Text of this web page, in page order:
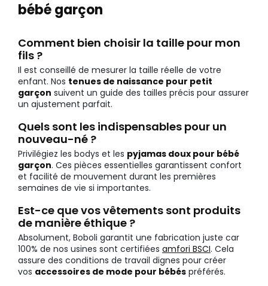
bébé garçon
Comment bien choisir la taille pour mon
fils ?
Il est conseillé de mesurer la taille réelle de votre
enfant. Nos tenues de naissance pour petit
garçon suivent un guide des tailles précis pour assurer
un ajustement parfait.
Quels sont les indispensables pour un
nouveau-né ?
Privilégiez les bodys et les pyjamas doux pour bébé
garçon. Ces pièces essentielles garantissent confort
et facilité de mouvement durant les premières
semaines de vie si importantes.
Est-ce que vos vêtements sont produits
de manière éthique ?
Absolument, Boboli garantit une fabrication juste car
100% de nos usines sont certifiées amfori BSCI. Cela
assure des conditions de travail dignes pour créer
vos accessoires de mode pour bébés préférés.